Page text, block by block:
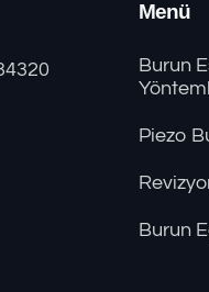
Menü
Burun
Piezo
Burun